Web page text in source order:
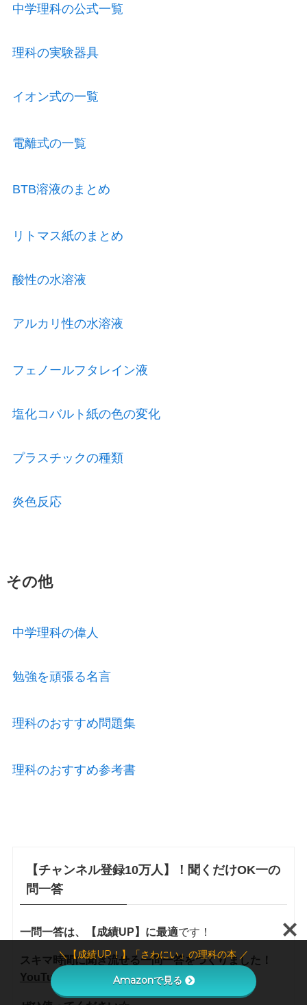
中学理科の公式一覧
理科の実験器具
イオン式の一覧
電離式の一覧
BTB溶液のまとめ
リトマス紙のまとめ
酸性の水溶液
アルカリ性の水溶液
フェノールフタレイン液
塩化コバルト紙の色の変化
プラスチックの種類
炎色反応
その他
中学理科の偉人
勉強を頑張る名言
理科のおすすめ問題集
理科のおすすめ参考書
【チャンネル登録10万人】！聞くだけOK一の
問一答
一問一答は、【成績UP】に最適です！
スキマ時間に聞き流せる一問一答をつくりました！
YouTube
なので、もちろん無料です！
＼【成績UP！】「さわにい」の理科の本 ／
Amazonで見る